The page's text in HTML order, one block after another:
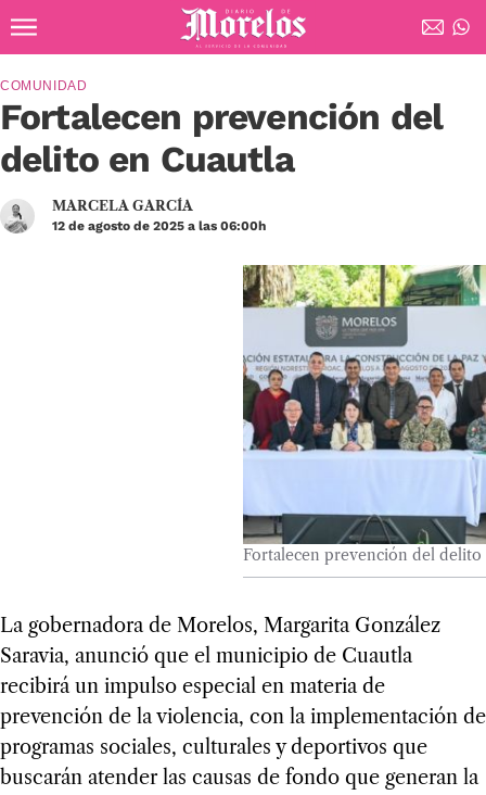
Diario de Morelos
Fortalecen prevención del
delito en Cuautla
COMUNIDAD
MARCELA GARCÍA
12 de agosto de 2025 a las 06:00h
Fortalecen prevención del delito
La gobernadora de Morelos, Margarita González
Saravia, anunció que el municipio de Cuautla
recibirá un impulso especial en materia de
prevención de la violencia, con la implementación de
programas sociales, culturales y deportivos que
buscarán atender las causas de fondo que generan la